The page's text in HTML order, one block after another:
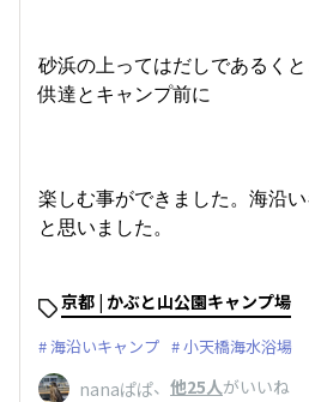
砂浜の上ってはだしであるく
供達とキャンプ前に
楽しむ事ができました。海沿
と思いました。
京都 | かぶと山公園キャンプ場
海沿いキャンプ 小天橋海水浴場
nanaぱぱ、 他25人がいいね